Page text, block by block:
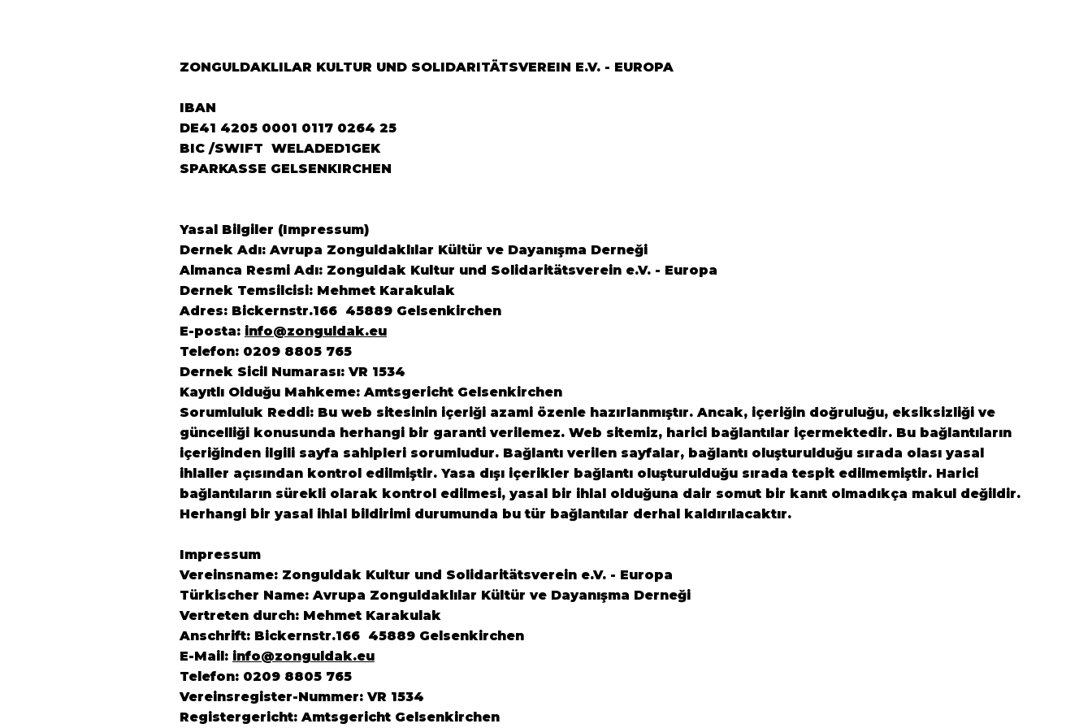
ZONGULDAKLILAR KULTUR UND SOLIDARITÄTSVEREIN E.V. - EUROPA
IBAN
DE41 4205 0001 0117 0264 25
BIC /SWIFT WELADED1GEK
SPARKASSE GELSENKIRCHEN
Yasal Bilgiler (Impressum)
Dernek Adı: Avrupa Zonguldaklılar Kültür ve Dayanışma Derneği
Almanca Resmi Adı: Zonguldak Kultur und Solidaritätsverein e.V. - Europa
Dernek Temsilcisi: Mehmet Karakulak
Adres: Bickernstr.166 45889 Gelsenkirchen
E-posta: info@zonguldak.eu
Telefon: 0209 8805 765
Dernek Sicil Numarası: VR 1534
Kayıtlı Olduğu Mahkeme: Amtsgericht Gelsenkirchen
Sorumluluk Reddi: Bu web sitesinin içeriği azami özenle hazırlanmıştır. Ancak, içeriğin doğruluğu, eksiksizliği ve
güncelliği konusunda herhangi bir garanti verilemez. Web sitemiz, harici bağlantılar içermektedir. Bu bağlantıların
içeriğinden ilgili sayfa sahipleri sorumludur. Bağlantı verilen sayfalar, bağlantı oluşturulduğu sırada olası yasal
ihlaller açısından kontrol edilmiştir. Yasa dışı içerikler bağlantı oluşturulduğu sırada tespit edilmemiştir. Harici
bağlantıların sürekli olarak kontrol edilmesi, yasal bir ihlal olduğuna dair somut bir kanıt olmadıkça makul değildir.
Herhangi bir yasal ihlal bildirimi durumunda bu tür bağlantılar derhal kaldırılacaktır.
Impressum
Vereinsname: Zonguldak Kultur und Solidaritätsverein e.V. - Europa
Türkischer Name: Avrupa Zonguldaklılar Kültür ve Dayanışma Derneği
Vertreten durch: Mehmet Karakulak
Anschrift: Bickernstr.166 45889 Gelsenkirchen
E-Mail: info@zonguldak.eu
Telefon: 0209 8805 765
Vereinsregister-Nummer: VR 1534
Registergericht: Amtsgericht Gelsenkirchen